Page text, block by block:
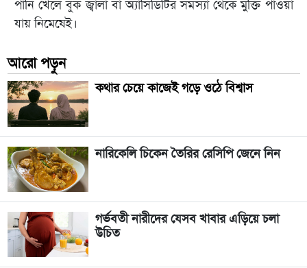
পানি খেলে বুক জ্বালা বা অ্যাসিডিটির সমস্যা থেকে মুক্তি পাওয়া
যায় নিমেষেই।
আরো পড়ুন
কথার চেয়ে কাজেই গড়ে ওঠে বিশ্বাস
নারিকেলি চিকেন তৈরির রেসিপি জেনে নিন
গর্ভবতী নারীদের যেসব খাবার এড়িয়ে চলা
উচিত